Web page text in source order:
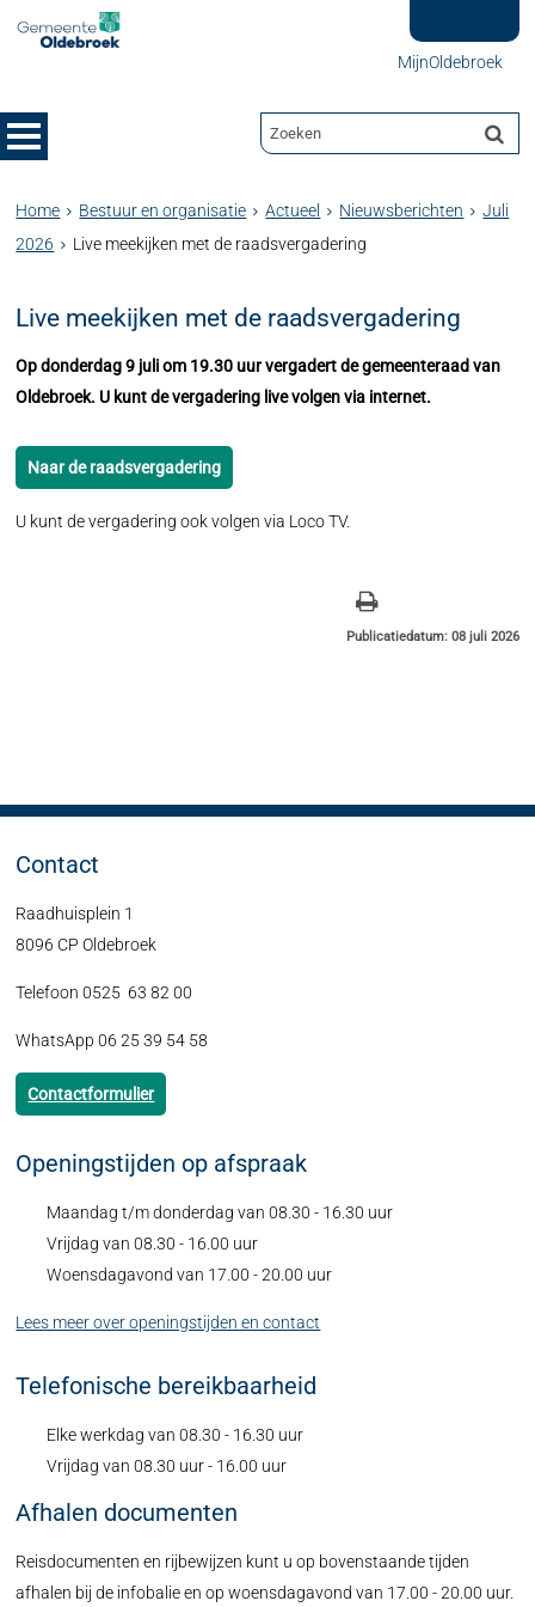
MijnOldebroek
Home Bestuur en organisatie Actueel Nieuwsberichten
Juli
2026
Live meekijken met de raadsvergadering
Live meekijken met de raadsvergadering
Op donderdag 9 juli om 19.30 uur vergadert de gemeenteraad van
Oldebroek. U kunt de vergadering live volgen via internet.
Naar de raadsvergadering
U kunt de vergadering ook volgen via Loco TV.
Publicatiedatum: 08 juli 2026
Contact
Raadhuisplein 1
8096 CP Oldebroek
Telefoon 0525 63 82 00
WhatsApp 06 25 39 54 58
Contactformulier
Openingstijden op afspraak
Maandag t/m donderdag van 08.30 - 16.30 uur
Vrijdag van 08.30 - 16.00 uur
Woensdagavond van 17.00 - 20.00 uur
Lees meer over openingstijden en contact
Telefonische bereikbaarheid
Elke werkdag van 08.30 - 16.30 uur
Vrijdag van 08.30 uur - 16.00 uur
Afhalen documenten
Reisdocumenten en rijbewijzen kunt u op bovenstaande tijden
afhalen bij de infobalie en op woensdagavond van 17.00 - 20.00 uur.